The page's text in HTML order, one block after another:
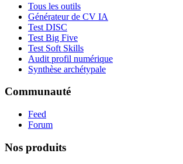
Tous les outils
Générateur de CV IA
Test DISC
Test Big Five
Test Soft Skills
Audit profil numérique
Synthèse archétypale
Communauté
Feed
Forum
Nos produits